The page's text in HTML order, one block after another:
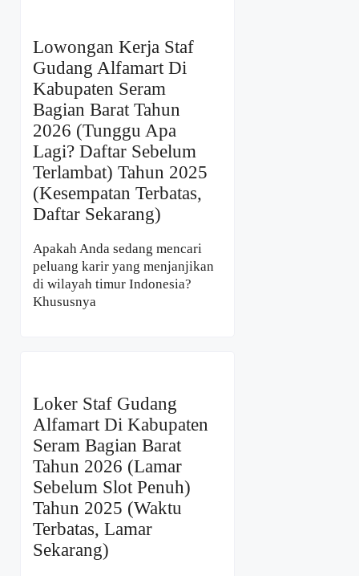
Lowongan Kerja Staf
Gudang Alfamart Di
Kabupaten Seram
Bagian Barat Tahun
2026 (Tunggu Apa
Lagi? Daftar Sebelum
Terlambat) Tahun 2025
(Kesempatan Terbatas,
Daftar Sekarang)
Apakah Anda sedang mencari
peluang karir yang menjanjikan
di wilayah timur Indonesia?
Khususnya
Loker Staf Gudang
Alfamart Di Kabupaten
Seram Bagian Barat
Tahun 2026 (Lamar
Sebelum Slot Penuh)
Tahun 2025 (Waktu
Terbatas, Lamar
Sekarang)